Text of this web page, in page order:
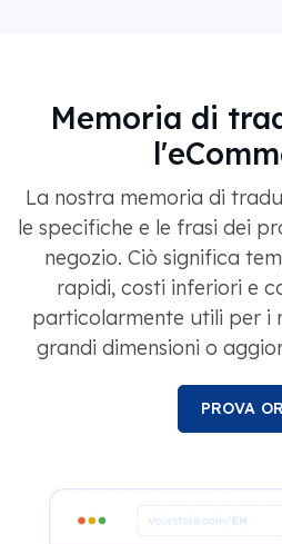
Memoria di
La nostra memoria di
le specifiche e le frasi dei
negozio. Ciò significa
rapidi, costi inferiori e
particolarmente utili per i
grandi dimensioni o
PROVA